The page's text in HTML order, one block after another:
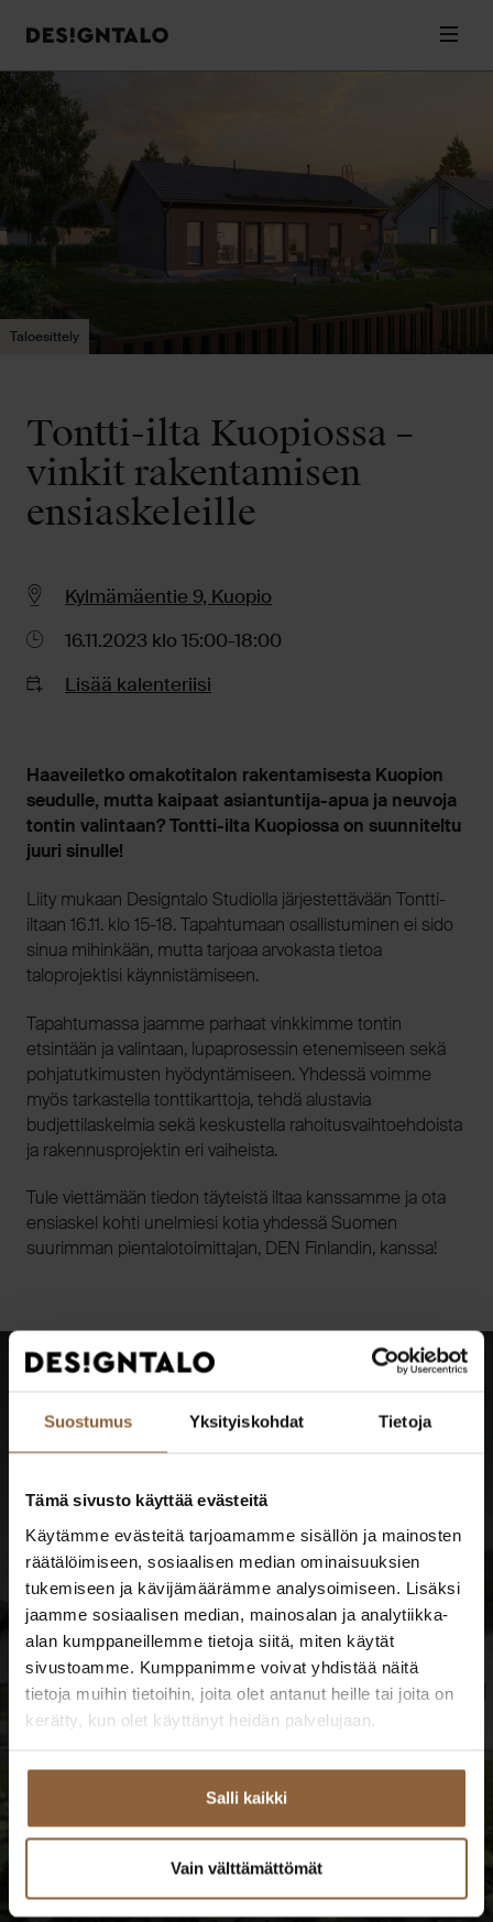
Suostumus Yksityiskohdat Tietoja
Tämä sivusto käyttää evästeitä
Käytämme evästeitä tarjoamamme sisällön ja mainosten
räätälöimiseen, sosiaalisen median ominaisuuksien
tukemiseen ja kävijämäärämme analysoimiseen. Lisäksi
jaamme sosiaalisen median, mainosalan ja analytiikka-
alan kumppaneillemme tietoja siitä, miten käytät
sivustoamme. Kumppanimme voivat yhdistää näitä
tietoja muihin tietoihin, joita olet antanut heille tai joita on
kerätty, kun olet käyttänyt heidän palvelujaan.
Salli kaikki
Vain välttämättömät
Siirry
sisältöön
Designtalo
Taloesittely
Tontti-ilta Kuopiossa –
vinkit rakentamisen
ensiaskeleille
Kylmämäentie 9, Kuopio
16.11.2023 klo 15:00-18:00
Lisää kalenteriisi
Haaveiletko omakotitalon rakentamisesta Kuopion
seudulle, mutta kaipaat asiantuntija-apua ja neuvoja
tontin valintaan? Tontti-ilta Kuopiossa on suunniteltu
juuri sinulle!
Liity mukaan Designtalo Studiolla järjestettävään Tontti-
iltaan 16.11. klo 15-18. Tapahtumaan osallistuminen ei sido
sinua mihinkään, mutta tarjoaa arvokasta tietoa
taloprojektisi käynnistämiseen.
Tapahtumassa jaamme parhaat vinkkimme tontin
etsintään ja valintaan, lupaprosessin etenemiseen sekä
pohjatutkimusten hyödyntämiseen. Yhdessä voimme
myös tarkastella tonttikarttoja, tehdä alustavia
budjettilaskelmia sekä keskustella rahoitusvaihtoehdoista
ja rakennusprojektin eri vaiheista.
Tule viettämään tiedon täyteistä iltaa kanssamme ja ota
ensiaskel kohti unelmiesi kotia yhdessä Suomen
suurimman pientalotoimittajan, DEN Finlandin, kanssa!
Katso kaikki tulevat
taloesittelyt
TUTUSTU TALOESITTELYIHIN